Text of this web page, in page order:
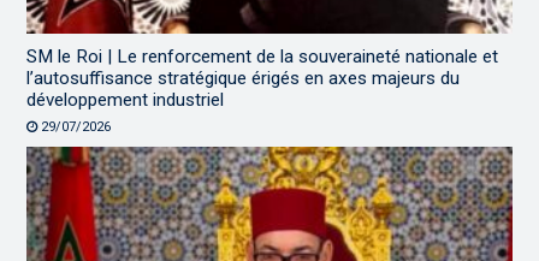
SM le Roi | Le renforcement de la souveraineté nationale et
l’autosuffisance stratégique érigés en axes majeurs du
développement industriel
29/07/2026